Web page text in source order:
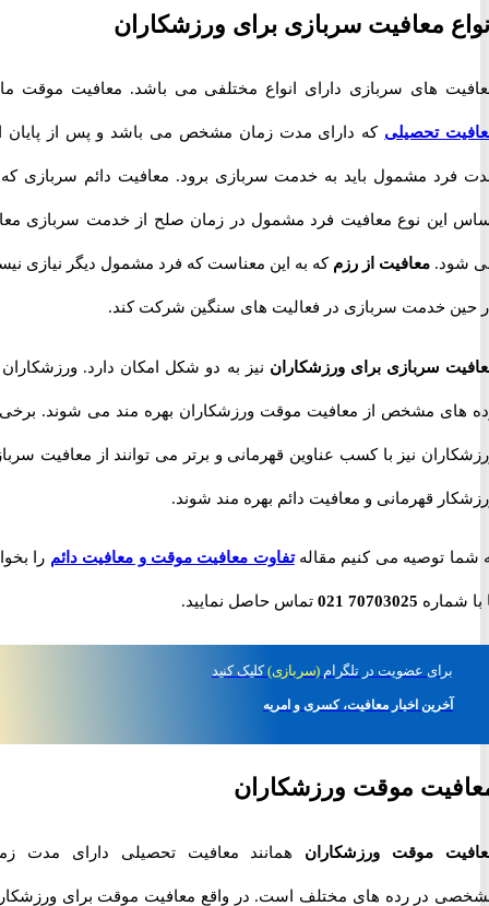
معافیت سربازی برای ورزشکاران
های سربازی دارای انواع مختلفی می باشد. معافیت موقت مانند
تحصیلیکه دارای مدت زمان مشخص می باشد و پس از پایان این
مشمول باید به خدمت سربازی برود. معافیت دائم سربازی که بر
این نوع معافیت فرد مشمول در زمان صلح از خدمت سربازی معاف
معافیت از رزم که به این معناست که فرد مشمول دیگر نیازی نیست
خدمت سربازی در فعالیت های سنگین شرکت کند.
سربازی برای ورزشکاراننیز به دو شکل امکان دارد. ورزشکاران در
مشخص از معافیت موقت ورزشکاران بهره مند می شوند. برخی از
نیز با کسب عناوین قهرمانی و برتر می توانند از معافیت سربازی
قهرمانی و معافیت دائم بهره مند شوند.
توصیه می کنیم مقالهتفاوت معافیت موقت و معافیت دائم را بخوانید
70703025 021 تماس حاصل نمایید.
عضویت در تلگرام(سربازی) کلیک کنید
آخرین اخبار معافیت، کسری و امریه
موقت ورزشکاران
موقت ورزشکارانهمانند معافیت تحصیلی دارای مدت زمان
در رده های مختلف است. در واقع معافیت موقت برای ورزشکاران